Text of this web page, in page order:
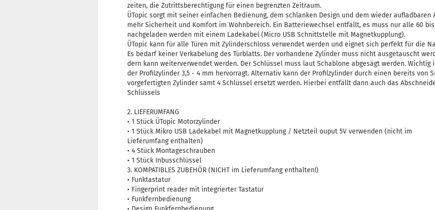
zeiten, die Zutrittsberechtigung für einen begrenzten Zeitraum.
ÜTopic sorgt mit seiner einfachen Bedienung, dem schlanken Design und dem wieder aufladbaren
mehr Sicherheit und Komfort im Wohnbereich. Ein Batteriewechsel entfällt, es muss nur alle 60 bis
nachgeladen werden mit einem Ladekabel (Micro USB Schnittstelle mit Magnetkupplung).
ÜTopic kann für alle Türen mit Zylinderschloss verwendet werden und eignet sich perfekt für die
Es bedarf keiner Verkabelung des Türblatts. Der vorhandene Zylinder muss nicht ausgetauscht
dern kann weiterverwendet werden. Der Schlüssel muss laut Schablone abgesägt werden. Wichtig
der Profilzylinder 3,5 - 4 mm hervorragt. Alternativ kann der Profilzylinder durch einen bereits von
vorgefertigten Zylinder samt 4 Schlüssel ersetzt werden. Hierbei entfällt dann auch das
Schlüssels
2. LIEFERUMFANG
• 1 Stück ÜTopic Motorzylinder
• 1 Stück Mikro USB Ladekabel mit Magnetkupplung / Netzteil ouput 5V verwenden (nicht im
Lieferumfang enthalten)
• 4 Stück Montageschrauben
• 1 Stück Inbusschlüssel
3. KOMPATIBLES ZUBEHÖR (NICHT im Lieferumfang enthalten!)
• Funktastatur
• Fingerprint reader mit integrierter Tastatur
• Funkfernbedienung